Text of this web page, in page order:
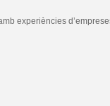
experiències